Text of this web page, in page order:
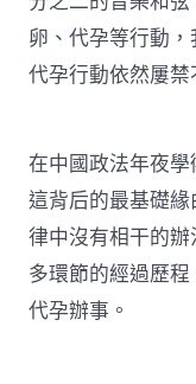
卵、代孕等行動
代孕行動依然屢禁
在中國政法年夜學
這背后的最基礎
律中沒有相干的
多環節的經過歷
代孕辦事。